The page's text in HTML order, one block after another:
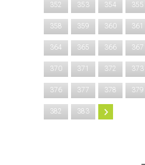
352 353 354 355
358 359 360 361
364 365 366 367
370 371 372 373
376 377 378 379
382 383